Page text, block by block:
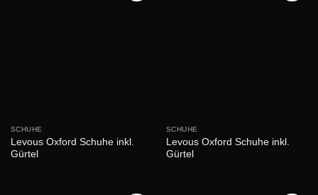
SCHUHE
Levous Oxford Schuhe inkl.
Gürtel
SCHUHE
Levous Oxford Schuhe inkl.
Gürtel